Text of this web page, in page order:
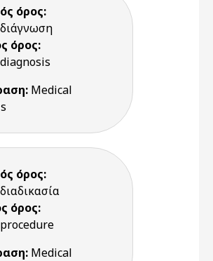
όρος:
όρος:
Medical
όρος:
όρος:
Medical